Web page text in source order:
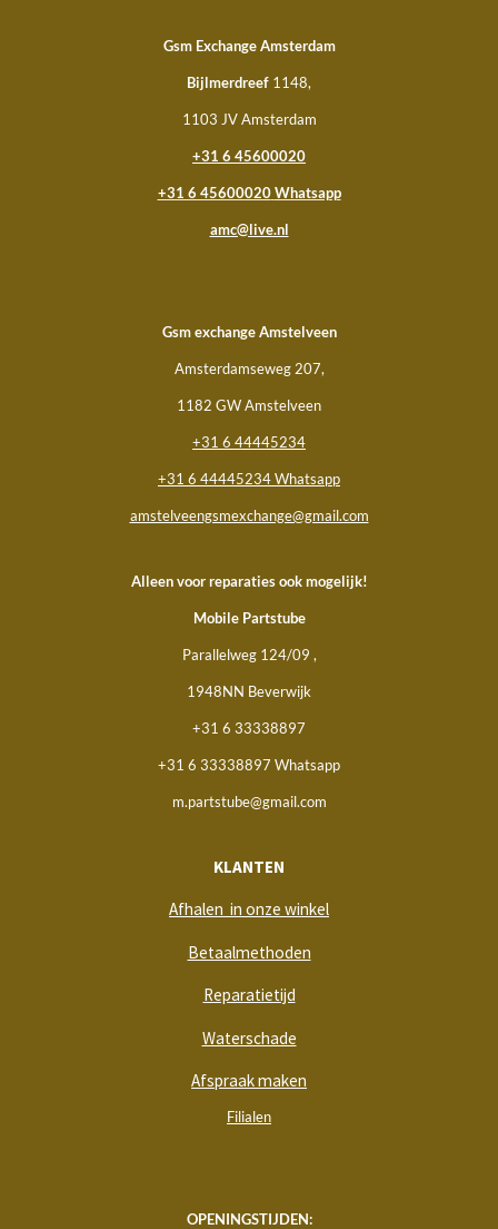
Gsm Exchange Amsterdam
Bijlmerdreef 1148,
1103 JV Amsterdam
+31 6 45600020
+31 6 45600020 Whatsapp
amc@live.nl
Gsm exchange Amstelveen
Amsterdamseweg 207,
1182 GW Amstelveen
+31 6 44445234
+31 6 44445234 Whatsapp
amstelveengsmexchange@gmail.com
Alleen voor reparaties ook mogelijk!
Mobile Partstube
Parallelweg 124/09 ,
1948NN Beverwijk
+31 6 33338897
+31 6 33338897 Whatsapp
m.partstube@gmail.com
KLANTEN
Afhalen in onze winkel
Betaalmethoden
Reparatietijd
Waterschade
Afspraak maken
Filialen
OPENINGSTIJDEN: